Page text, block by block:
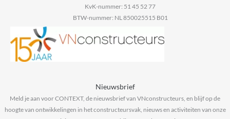
KvK-nummer: 51 45 52 77
BTW-nummer: NL 850025515 B01
Nieuwsbrief
Meld je aan voor CONTEXT, de nieuwsbrief van VNconstructeurs, en blijf op de
hoogte van ontwikkelingen in het constructeursvak, nieuws en activiteiten van onze